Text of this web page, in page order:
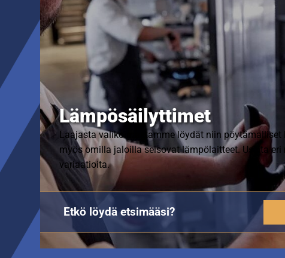
Lämpösäilyttimet
Laajasta valikoimastamme löydät niin pöytämalliset
myös omilla jaloilla seisovat lämpölaitteet. Useita eri
variaatioita.
Etkö löydä etsimääsi?